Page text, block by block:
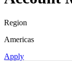
Region
Americas
Apply